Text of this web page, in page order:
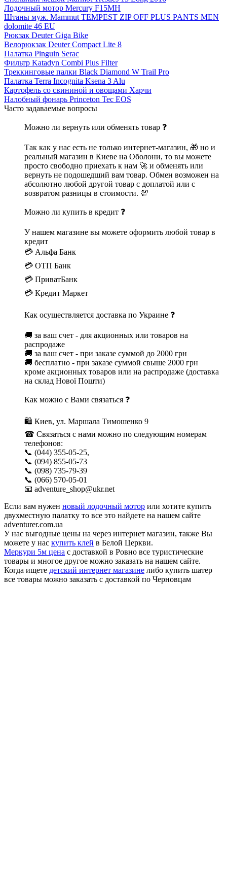
Лодочный мотор Mercury F15MH
Штаны муж. Mammut TEMPEST ZIP OFF PLUS PANTS MEN
dolomite 46 EU
Рюкзак Deuter Giga Bike
Велорюкзак Deuter Compact Lite 8
Палатка Pinguin Serac
Фильтр Katadyn Combi Plus Filter
Треккинговые палки Black Diamond W Trail Pro
Палатка Terra Incognita Ksena 3 Alu
Картофель со свининой и овощами Харчи
Налобный фонарь Princeton Tec EOS
Часто задаваемые вопросы
Можно ли вернуть или обменять товар ❓
Так как у нас есть не только интернет-магазин, 🎁 но и
реальный магазин в Киеве на Оболони, то вы можете
просто свободно приехать к нам 🚀 и обменять или
вернуть не подошедший вам товар. Обмен возможен на
абсолютно любой другой товар с доплатой или с
возвратом разницы в стоимости. 💯
Можно ли купить в кредит ❓
У нашем магазине вы можете оформить любой товар в
кредит
💳 Альфа Банк
💳 ОТП Банк
💳 ПриватБанк
💳 Кредит Маркет
Как осуществляется доставка по Украине ❓
🚚 за ваш счет - для акционных или товаров на
распродаже
🚚 за ваш счет - при заказе суммой до 2000 грн
🚚 бесплатно - при заказе суммой свыше 2000 грн
кроме акционных товаров или на распродаже (доставка
на склад Нової Пошти)
Как можно с Вами связаться ❓
🛍 Киев, ул. Маршала Тимошенко 9
☎ Связаться с нами можно по следующим номерам
телефонов:
📞 (044) 355-05-25,
📞 (094) 855-05-73
📞 (098) 735-79-39
📞 (066) 570-05-01
📧 adventure_shop@ukr.net
Если вам нужен новый лодочный мотор или хотите купить
двухместную палатку то все это найдете на нашем сайте
adventurer.com.ua
У нас выгодные цены на через интернет магазин, также Вы
можете у нас купить клей в Белой Церкви.
Меркури 5м цена с доставкой в Ровно все туристические
товары и многое другое можно заказать на нашем сайте.
Когда ищете детский интернет магазине либо купить шатер
все товары можно заказать с доставкой по Черновцам